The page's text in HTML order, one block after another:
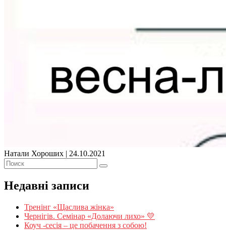
Натали Хороших | 24.10.2021
Недавні записи
Тренінг «Щаслива жінка»
Чернігів. Семінар «Долаючи лихо» 💛
Коуч -сесія – це побачення з собою!